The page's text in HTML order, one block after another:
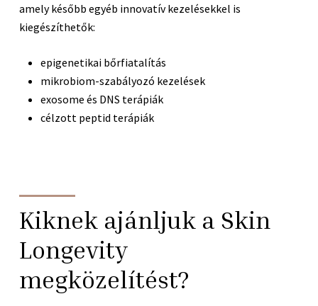
amely később egyéb innovatív kezelésekkel is
kiegészíthetők:
epigenetikai bőrfiatalítás
mikrobiom-szabályozó kezelések
exosome és DNS terápiák
célzott peptid terápiák
Kiknek ajánljuk a Skin
Longevity
megközelítést?